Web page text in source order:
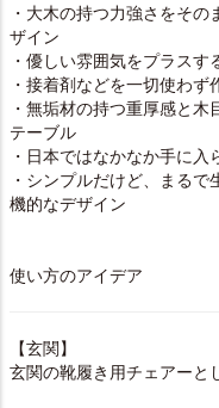
・大木の持つ力強さをそ
ザイン
・優しい雰囲気をプラス
・接着剤などを一切使わ
・無垢材の持つ重厚感と
テーブル
・日本ではなかなか手に
・シンプルだけど、まる
機的なデザイン
使い方のアイデア
【玄関】
玄関の靴履き用チェアーと